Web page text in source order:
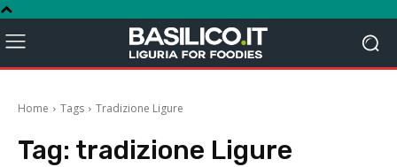
Home Tags Tradizione Ligure
Tag: tradizione Ligure